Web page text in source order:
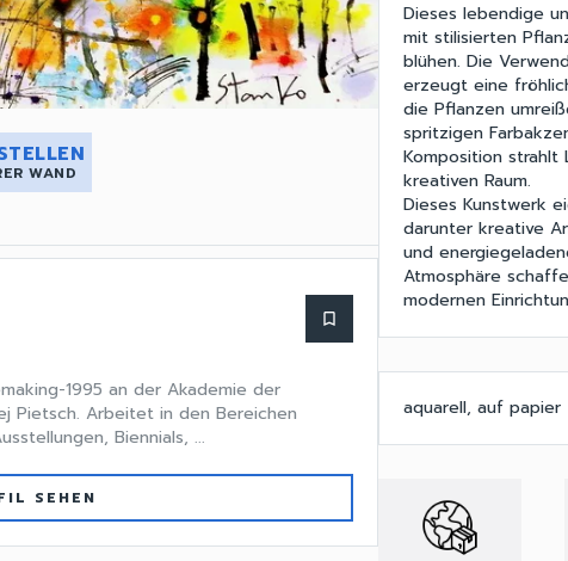
WAND
bookmark_border
1995 an der Akademie der
Pietsch. Arbeitet in den Bereichen
Biennials, ...
SEHEN
Dieses lebendige
mit stilisierten
blühen. Die
erzeugt eine
die Pflanzen
spritzigen
Komposition strahlt
kreativen Raum.
Dieses Kunstwerk
darunter kreative
und
Atmosphäre
modernen
aquarell, auf papier